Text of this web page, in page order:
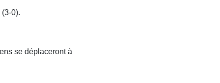
0).
se déplaceront à